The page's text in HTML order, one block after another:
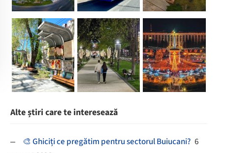
Alte știri care te interesează
🎨 Ghiciți ce pregătim pentru sectorul Buiucani? 6